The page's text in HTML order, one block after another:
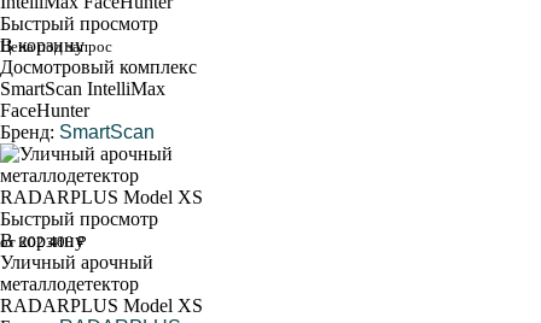
Быстрый просмотр
В корзину
Цена под запрос
Досмотровый комплекс
SmartScan IntelliMax
FaceHunter
Бренд: SmartScan
Быстрый просмотр
В корзину
от 202 400 ₽
Уличный арочный
металлодетектор
RADARPLUS Model XS